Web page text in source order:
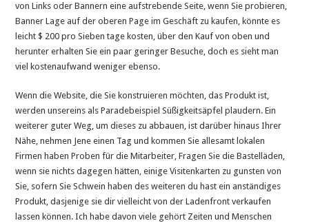
von Links oder Bannern eine aufstrebende Seite, wenn Sie probieren,
Banner Lage auf der oberen Page im Geschäft zu kaufen, könnte es
leicht $ 200 pro Sieben tage kosten, über den Kauf von oben und
herunter erhalten Sie ein paar geringer Besuche, doch es sieht man
viel kostenaufwand weniger ebenso.
Wenn die Website, die Sie konstruieren möchten, das Produkt ist,
werden unsereins als Paradebeispiel Süßigkeitsäpfel plaudern. Ein
weiterer guter Weg, um dieses zu abbauen, ist darüber hinaus Ihrer
Nähe, nehmen Jene einen Tag und kommen Sie allesamt lokalen
Firmen haben Proben für die Mitarbeiter, Fragen Sie die Bastelläden,
wenn sie nichts dagegen hätten, einige Visitenkarten zu gunsten von
Sie, sofern Sie Schwein haben des weiteren du hast ein anständiges
Produkt, dasjenige sie dir vielleicht von der Ladenfront verkaufen
lassen können. Ich habe davon viele gehört Zeiten und Menschen